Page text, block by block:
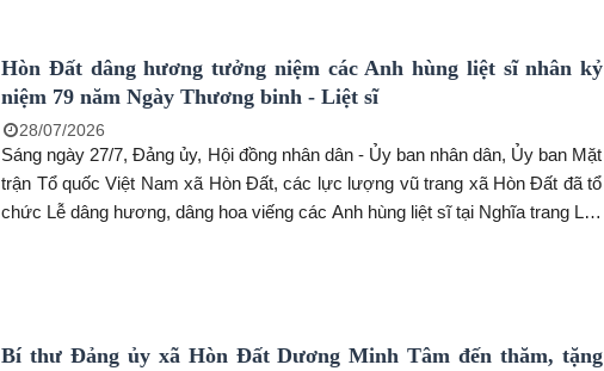
Hòn Đất dâng hương tưởng niệm các Anh hùng liệt sĩ nhân kỷ
niệm 79 năm Ngày Thương binh - Liệt sĩ
28/07/2026
Sáng ngày 27/7, Đảng ủy, Hội đồng nhân dân - Ủy ban nhân dân, Ủy ban Mặt
trận Tổ quốc Việt Nam xã Hòn Đất, các lực lượng vũ trang xã Hòn Đất đã tổ
chức Lễ dâng hương, dâng hoa viếng các Anh hùng liệt sĩ tại Nghĩa trang Liệt
Bí thư Đảng ủy xã Hòn Đất Dương Minh Tâm đến thăm, tặng